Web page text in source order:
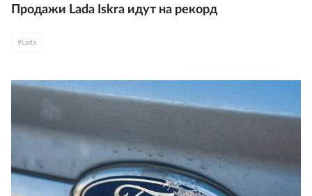
Продажи Lada Iskra идут на рекорд
# Lada